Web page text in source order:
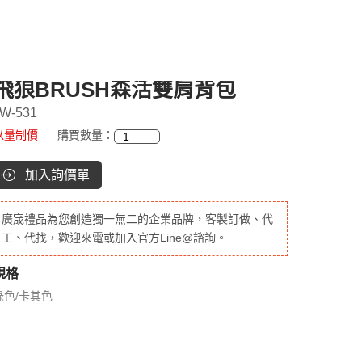
狼BRUSH森活雙肩背包
531
量制價 購買數量：
加入詢價單
廣宬禮品為您創造獨一無二的企業品牌，客製訂做、代
工、代找，歡迎來電或加入官方Line@諮詢。
格
色/卡其色